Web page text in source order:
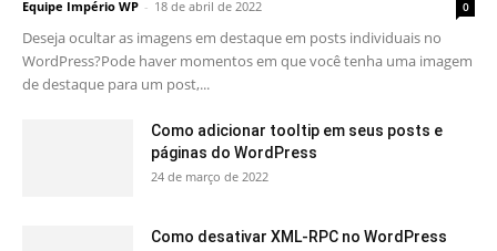
Equipe Império WP - 18 de abril de 2022 0
Deseja ocultar as imagens em destaque em posts individuais no
WordPress?Pode haver momentos em que você tenha uma imagem
de destaque para um post,...
Como adicionar tooltip em seus posts e
páginas do WordPress
24 de março de 2022
Como desativar XML-RPC no WordPress